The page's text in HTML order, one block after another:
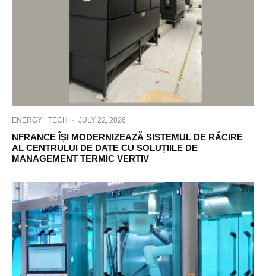
ENERGY TECH · JULY 22, 2026
NFRANCE ÎȘI MODERNIZEAZĂ SISTEMUL DE RĂCIRE
AL CENTRULUI DE DATE CU SOLUȚIILE DE
MANAGEMENT TERMIC VERTIV